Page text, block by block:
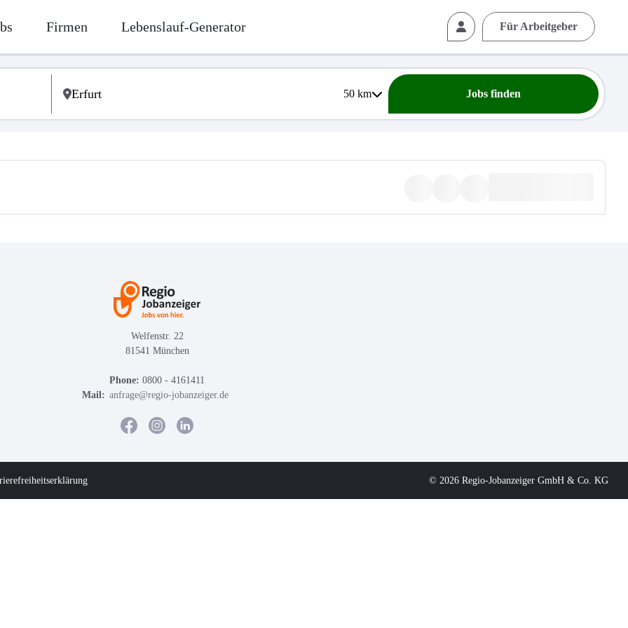
Firmen Lebenslauf-Generator Für Arbeitgeber
50km Jobs finden
Welfenstr. 22
81541 München
Phone: 0800 - 4161411
Mail: anfrage@regio-jobanzeiger.de
© 2026 Regio-Jobanzeiger GmbH & Co. KG